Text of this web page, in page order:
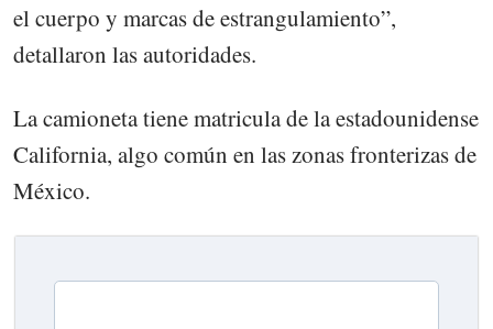
el cuerpo y marcas de estrangulamiento”,
detallaron las autoridades.
La camioneta tiene matricula de la estadounidense
California, algo común en las zonas fronterizas de
México.